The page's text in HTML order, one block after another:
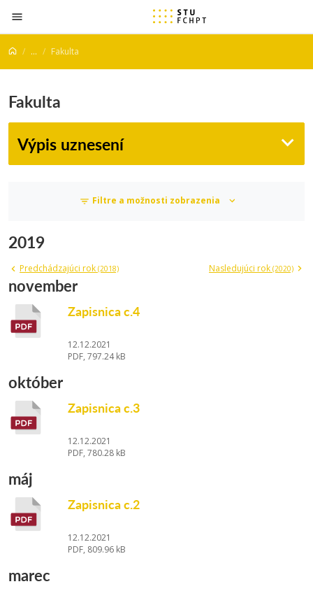
Prejsť na obsah
... Fakulta
Fakulta
Výpis uznesení
Filtre a možnosti zobrazenia
2019
Predchádzajúci rok (2018) Nasledujúci rok (2020)
november
Zapisnica c.4
12.12.2021
PDF, 797.24 kB
október
Zapisnica c.3
12.12.2021
PDF, 780.28 kB
máj
Zapisnica c.2
12.12.2021
PDF, 809.96 kB
marec